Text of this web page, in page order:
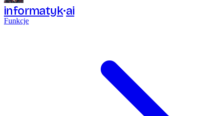
informatyk ai
Funkcje